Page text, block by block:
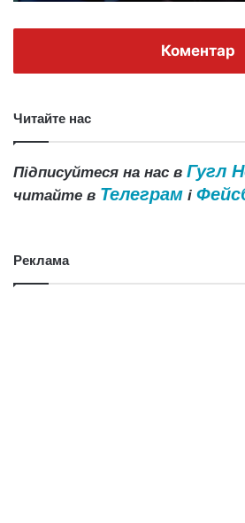
Коментар
Читайте нас
Підписуйтеся на нас в Гугл
читайте в Телеграм і
Реклама